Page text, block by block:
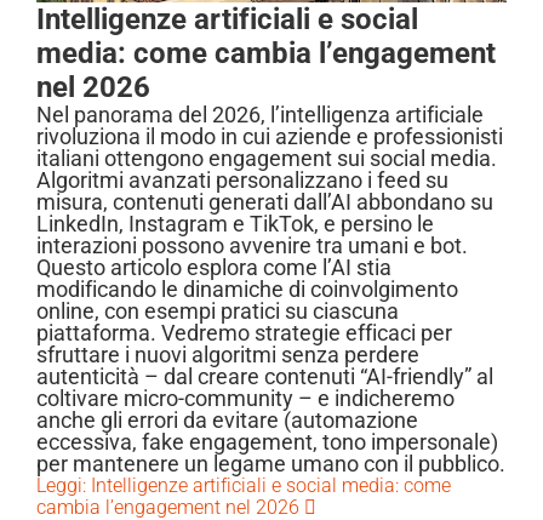
Intelligenze artificiali e social
media: come cambia l’engagement
nel 2026
Nel panorama del 2026, l’intelligenza artificiale
rivoluziona il modo in cui aziende e professionisti
italiani ottengono engagement sui social media.
Algoritmi avanzati personalizzano i feed su
misura, contenuti generati dall’AI abbondano su
LinkedIn, Instagram e TikTok, e persino le
interazioni possono avvenire tra umani e bot.
Questo articolo esplora come l’AI stia
modificando le dinamiche di coinvolgimento
online, con esempi pratici su ciascuna
piattaforma. Vedremo strategie efficaci per
sfruttare i nuovi algoritmi senza perdere
autenticità – dal creare contenuti “AI-friendly” al
coltivare micro-community – e indicheremo
anche gli errori da evitare (automazione
eccessiva, fake engagement, tono impersonale)
per mantenere un legame umano con il pubblico.
Leggi: Intelligenze artificiali e social media: come
cambia l’engagement nel 2026